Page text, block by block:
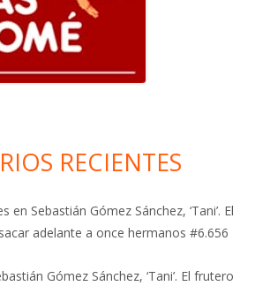
RECIENTES
en Sebastián Gómez Sánchez, ‘Tani’. El
adelante a once hermanos #6.656
Gómez Sánchez, ‘Tani’. El frutero